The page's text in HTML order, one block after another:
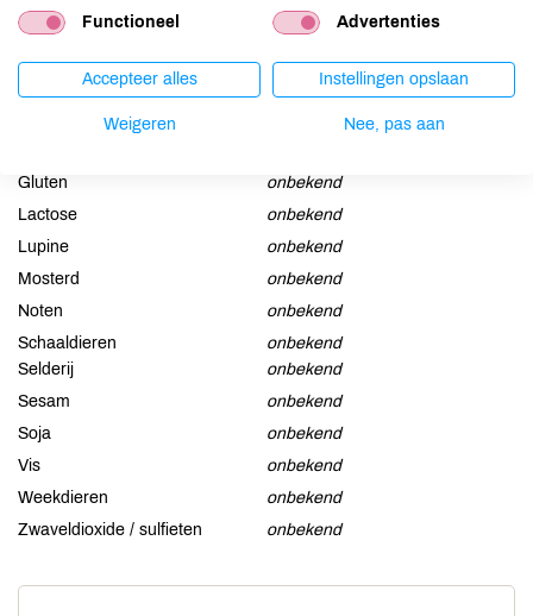
Geursteen van keramiek en hout.
Allergenen
Gluten
onbekend
Lactose
onbekend
Lupine
onbekend
Mosterd
onbekend
Noten
onbekend
Schaaldieren
onbekend
Selderij
onbekend
Sesam
onbekend
Soja
onbekend
Vis
onbekend
Weekdieren
onbekend
Zwaveldioxide / sulfieten
onbekend
Functioneel Advertenties
Accepteer alles Instellingen opslaan
Weigeren Nee, pas aan